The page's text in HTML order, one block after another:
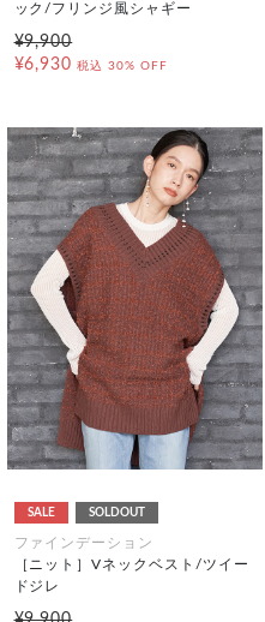
ック/フリンジ風シャギー
¥9,900
¥6,930 税込 30% OFF
SALE SOLDOUT
ファインデーション
［ニット］Vネックベスト/ツイー
ドジレ